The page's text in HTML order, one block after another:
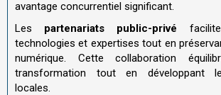
avantage concurrentiel significant.
Les partenariats public-privé
technologies et expertises tout en
numérique. Cette collaboration
transformation tout en développant
locales.